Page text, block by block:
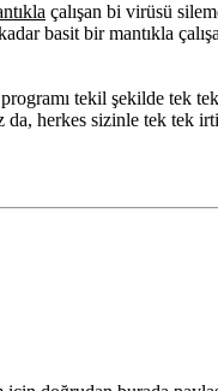
çalışan bi virüsü
basit bir mantıkla
tekil şekilde tek
da, herkes sizinle tek tek